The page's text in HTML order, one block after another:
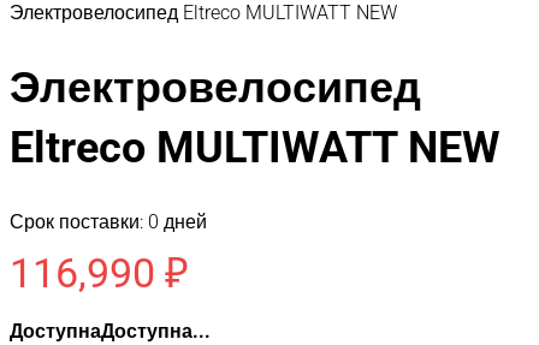
Электровелосипед Eltreco MULTIWATT NEW
Электровелосипед
Eltreco MULTIWATT NEW
Срок поставки: 0 дней
116,990 ₽
ДоступнаДоступна...